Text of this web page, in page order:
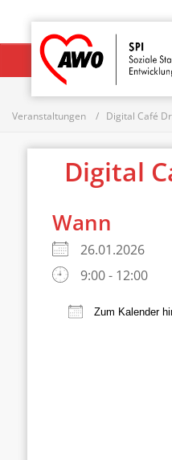
Startseite
Veranstaltungen Digital Café
Digital
Wann
26.01.2026
9:00 - 12:00
Zum Kalender